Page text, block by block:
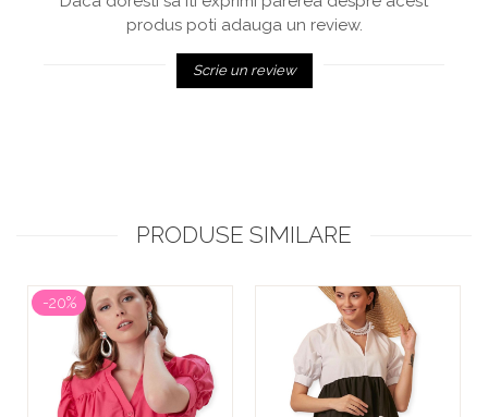
produs poti adauga un review.
Scrie un review
PRODUSE SIMILARE
-20%